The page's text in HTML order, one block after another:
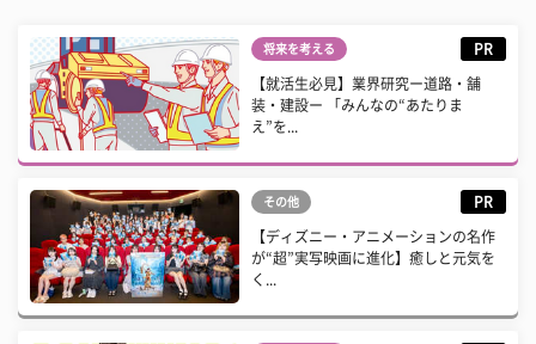
将来を考える PR
【就活生必見】業界研究ー道路・舗
装・建設ー 「みんなの“あたりま
え”を...
その他 PR
【ディズニー・アニメーションの名作
が“超”実写映画に進化】癒しと元気を
く...